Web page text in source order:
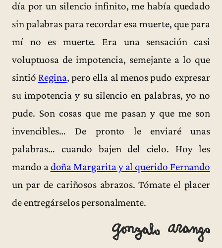
día por un silencio infinito, me había quedado
sin palabras para recordar esa muerte, que para
mí no es muerte. Era una sensación casi
voluptuosa de impotencia, semejante a lo que
sintió Regina, pero ella al menos pudo expresar
su impotencia y su silencio en palabras, yo no
pude. Son cosas que me pasan y que me son
invencibles… De pronto le enviaré unas
palabras… cuando bajen del cielo. Hoy les
mando adoña Margarita y al querido Fernando
un par de cariñosos abrazos. Tómate el placer
de entregárselos personalmente.